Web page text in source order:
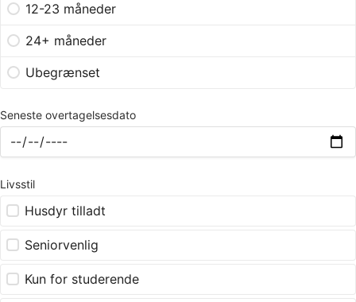
12-23 måneder
24+ måneder
Ubegrænset
Seneste overtagelsesdato
Livsstil
Husdyr tilladt
Seniorvenlig
Kun for studerende